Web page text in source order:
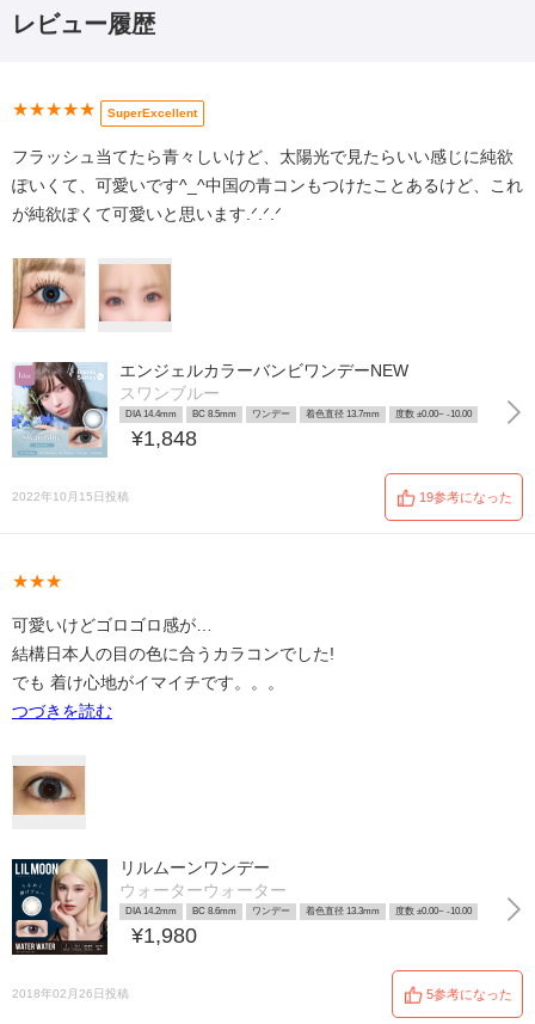
レビュー履歴
★★★★★ SuperExcellent
フラッシュ当てたら青々しいけど、太陽光で見たらいい感じに純欲
ぽいくて、可愛いです^_^中国の青コンもつけたことあるけど、これ
が純欲ぽくて可愛いと思います.ᐟ.ᐟ.ᐟ
エンジェルカラーバンビワンデーNEW
スワンブルー
DIA 14.4mm BC 8.5mm ワンデー 着色直径 13.7mm 度数 ±0.00~ -10.00
¥1,848
2022年10月15日投稿 19参考になった
★★★
可愛いけどゴロゴロ感が…
結構日本人の目の色に合うカラコンでした!
でも 着け心地がイマイチです。。。
つづきを読む
リルムーンワンデー
ウォーターウォーター
DIA 14.2mm BC 8.6mm ワンデー 着色直径 13.3mm 度数 ±0.00~ -10.00
¥1,980
2018年02月26日投稿 5参考になった